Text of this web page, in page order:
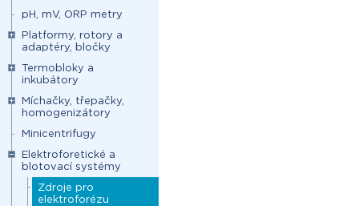
pH, mV, ORP metry
Platformy, rotory a
adaptéry, bločky
Termobloky a
inkubátory
Míchačky, třepačky,
homogenizátory
Minicentrifugy
Elektroforetické a
blotovací systémy
Zdroje pro
elektroforézu